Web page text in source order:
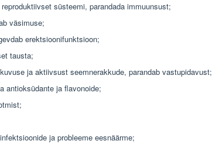
süsteemi, parandada immuunsust;
väsimuse;
erektsioonifunktsioon;
tausta;
ja aktiivsust seemnerakkude, parandab vastupidavust;
antioksüdante ja flavonoide;
ja probleeme eesnäärme;